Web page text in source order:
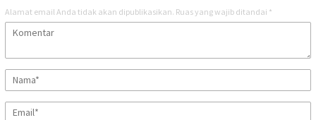
Alamat email Anda tidak akan dipublikasikan. Ruas yang wajib ditandai *